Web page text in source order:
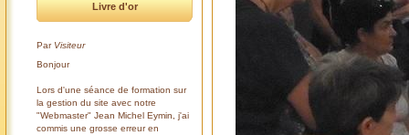
Livre d'or
Par Visiteur
Bonjour
Lors d'une séance de formation sur
la gestion du site avec notre
"Webmaster" Jean Michel Eymin, j'ai
commis une grosse erreur en